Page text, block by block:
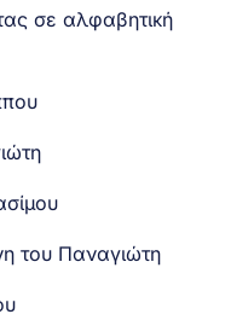
σε αλφαβητική
του Παναγιώτη